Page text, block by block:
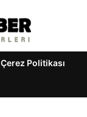
Çerez Politikası